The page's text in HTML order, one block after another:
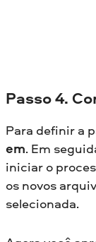
Passo 4.
Para definir a
em. Em
iniciar o
os novos
selecionada.